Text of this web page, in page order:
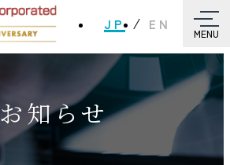
JP EN
MENU
お知らせ